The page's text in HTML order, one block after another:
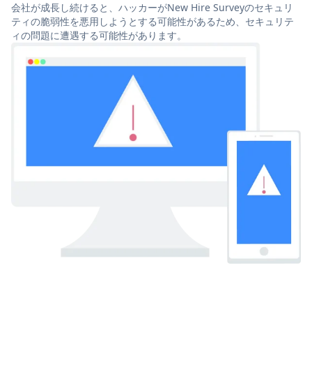
会社が成長し続けると、ハッカーがNew Hire Surveyのセキュリ
ティの脆弱性を悪用しようとする可能性があるため、セキュリテ
ィの問題に遭遇する可能性があります。